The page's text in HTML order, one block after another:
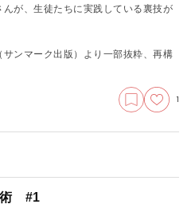
が、生徒たちに実践している裏技が
サンマーク出版）より一部抜粋、再構
1
術 #1